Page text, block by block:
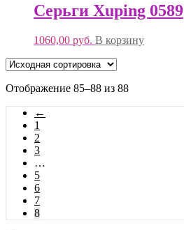
Серьги Xuping 0589
1060,00 руб. В корзину
Отображение 85–88 из 88
←
1
2
3
…
5
6
7
8